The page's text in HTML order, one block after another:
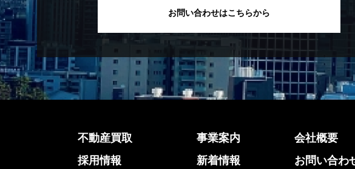
お問い合わせはこちらから
不動産買取
採用情報
事業案内
新着情報
会社概要
お問い合わ